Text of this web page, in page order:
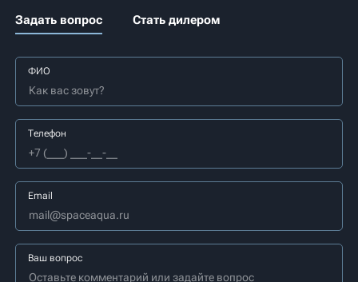
Задать вопрос Стать дилером
ФИО
Телефон
Email
Ваш вопрос